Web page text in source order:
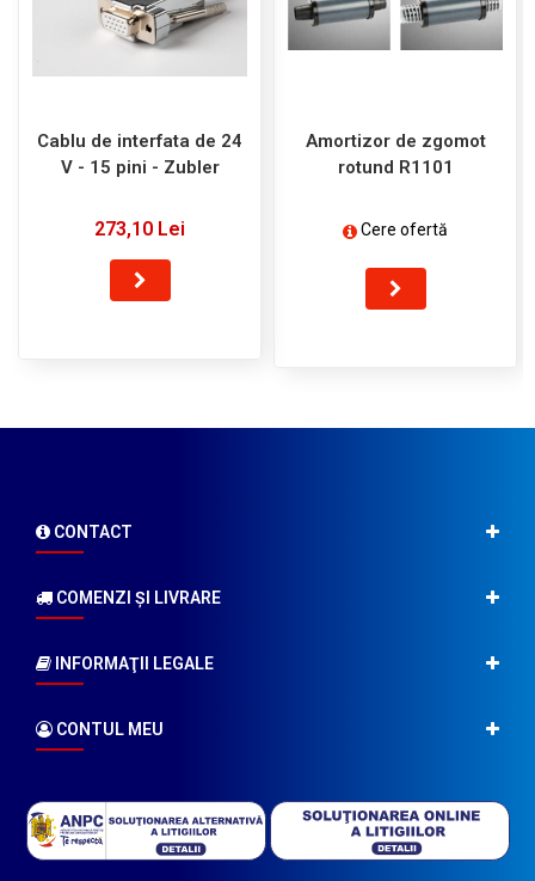
Cablu de interfata de 24
V - 15 pini - Zubler
273,10 Lei
Amortizor de zgomot
rotund R1101
Cere ofertă
CONTACT
COMENZI ŞI LIVRARE
INFORMAŢII LEGALE
CONTUL MEU